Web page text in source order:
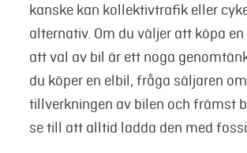
kanske kan kollektivtrafik eller
alternativ. Om du väljer att köpa
att val av bil är ett noga
du köper en elbil, fråga säljaren om
tillverkningen av bilen och främst
se till att alltid ladda den med